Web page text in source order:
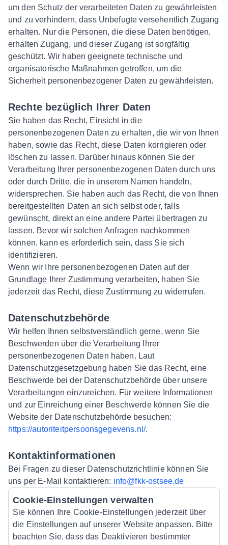
um den Schutz der verarbeiteten Daten zu gewährleisten
und zu verhindern, dass Unbefugte versehentlich Zugang
erhalten. Nur die Personen, die diese Daten benötigen,
erhalten Zugang, und dieser Zugang ist sorgfältig
geschützt. Wir haben geeignete technische und
organisatorische Maßnahmen getroffen, um die
Sicherheit personenbezogener Daten zu gewährleisten.
Rechte bezüglich Ihrer Daten
Sie haben das Recht, Einsicht in die
personenbezogenen Daten zu erhalten, die wir von Ihnen
haben, sowie das Recht, diese Daten korrigieren oder
löschen zu lassen. Darüber hinaus können Sie der
Verarbeitung Ihrer personenbezogenen Daten durch uns
oder durch Dritte, die in unserem Namen handeln,
widersprechen. Sie haben auch das Recht, die von Ihnen
bereitgestellten Daten an sich selbst oder, falls
gewünscht, direkt an eine andere Partei übertragen zu
lassen. Bevor wir solchen Anfragen nachkommen
können, kann es erforderlich sein, dass Sie sich
identifizieren.
Wenn wir Ihre personenbezogenen Daten auf der
Grundlage Ihrer Zustimmung verarbeiten, haben Sie
jederzeit das Recht, diese Zustimmung zu widerrufen.
Datenschutzbehörde
Wir helfen Ihnen selbstverständlich gerne, wenn Sie
Beschwerden über die Verarbeitung Ihrer
personenbezogenen Daten haben. Laut
Datenschutzgesetzgebung haben Sie das Recht, eine
Beschwerde bei der Datenschutzbehörde über unsere
Verarbeitungen einzureichen. Für weitere Informationen
und zur Einreichung einer Beschwerde können Sie die
Website der Datenschutzbehörde besuchen:
https://autoriteitpersoonsgegevens.nl/.
Kontaktinformationen
Bei Fragen zu dieser Datenschutzrichtlinie können Sie
uns per E-Mail kontaktieren: info@fkk-ostsee.de
Cookie-Einstellungen verwalten
Sie können Ihre Cookie-Einstellungen jederzeit über
die Einstellungen auf unserer Website anpassen. Bitte
beachten Sie, dass das Deaktivieren bestimmter